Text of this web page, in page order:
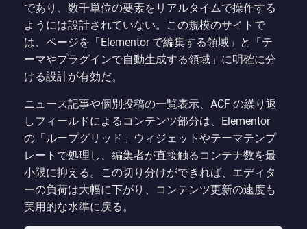
であり、数千単位の要素をリアルタイムで操作する
ようには設計されていない。この規模のサイトで
は、ページを「Elementor で編集する領域」と「テ
ーマやプラグインで自動生成する領域」に明確に分
ける設計が有効だ。
ニュース記事や個別投稿の一覧表示、ACF の繰り返
しフィールドによるコンテンツ部分は、Elementor
の「ループグリッド」ウィジェットやテーマテンプ
レートで処理し、編集者が直接触るコンテナ数を最
小限に抑える。この切り分けができれば、エディタ
ーの負荷は大幅に下がり、コンテンツ更新の速度も
実用的な水準に戻る。